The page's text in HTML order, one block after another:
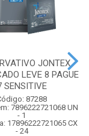
JONTEX
LEVE 8 PAGUE
SENSITIVE
87288
7896222721068 UN
- 1
17896222721065 CX
- 24